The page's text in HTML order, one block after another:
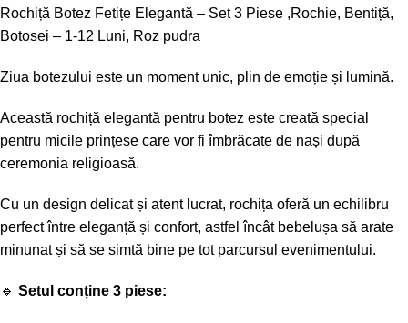
Rochiță Botez Fetițe Elegantă – Set 3 Piese ,Rochie, Bentiță,
Botosei – 1-12 Luni, Roz pudra
Ziua botezului este un moment unic, plin de emoție și lumină.
Această rochiță elegantă pentru botez este creată special
pentru micile prințese care vor fi îmbrăcate de nași după
ceremonia religioasă.
Cu un design delicat și atent lucrat, rochița oferă un echilibru
perfect între eleganță și confort, astfel încât bebelușa să arate
minunat și să se simtă bine pe tot parcursul evenimentului.
🔹 Setul conține 3 piese: